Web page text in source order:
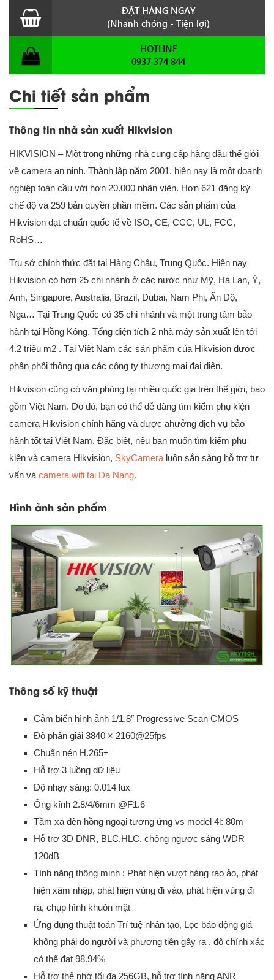
ĐẶT HÀNG NGAY
(Nhanh chóng - Tiện lợi)
HOTLINE
0937 374 844
Chi tiết sản phẩm
Thông tin nhà sản xuất Hikvision
HIKVISION – Một trong những nhà cung cấp hàng đầu thế giới
về camera an ninh. Thành lập năm 2001, hiện nay là một doanh
nghiệp toàn cầu với hơn 20.000 nhân viên. Hơn 621 đăng ký
chế độ và 259 bản quyền phần mềm. Các sản phẩm của
Hikvision đạt chuẩn quốc tế về ISO, CE, CCC, UL, FCC,
RoHS…
Trụ sở chính thức đặt tại Hàng Châu, Trung Quốc. Hiện nay
Hikvision có hơn 25 chi nhánh ở các nước như Mỹ, Hà Lan, Ý,
Anh, Singapore, Australia, Brazil, Dubai, Nam Phi, Ấn Độ,
Nga… Tại Trung Quốc có 35 chi nhánh và một trung tâm bảo
hành tại Hồng Kông. Tổng diện tích 2 nhà máy sản xuất lên tới
4.2 triệu m2 . Tại Việt Nam các sản phẩm của Hikvision được
phân phối thông qua các công ty thương mại đại diện.
Hikvision cũng có văn phòng tại nhiều quốc gia trên thế giới, bao
gồm Việt Nam. Do đó, bạn có thể dễ dàng tìm kiếm phụ kiện
camera Hikvision chính hãng và được ahưởng dịch vụ bảo
hành tốt tại Việt Nam. Đặc biệt, nếu bạn muốn tìm kiếm phụ
kiện và camera Hikvision, SkyCamera luôn sẵn sàng hỗ trợ tư
vấn và camera wifi tai Da Nang.
Hình ảnh sản phẩm
Thông số kỹ thuật
Cảm biến hình ảnh 1/1.8″ Progressive Scan CMOS
Độ phân giải 3840 × 2160@25fps
Chuẩn nén H.265+
Hỗ trợ 3 luồng dữ liệu
Độ nhạy sáng: 0.014 lux
Ống kính 2.8/4/6mm @F1.6
Tầm xa đèn hồng ngoại tương ứng vs model 4l: 80m
Hỗ trợ 3D DNR, BLC,HLC, chống ngược sáng WDR
120dB
Tính năng thông minh : Phát hiện vượt hàng rào ảo, phát
hiện xâm nhập, phát hiện vùng đi vào, phát hiện vùng đi
ra, chụp hình khuôn mặt
Ứng dụng thuật toán Trí tuệ nhân tạo, Lọc báo động giả
không phải do người và phương tiện gây ra , độ chính xác
có thể đạt 98.94%
Hỗ trợ thẻ nhớ tối đa 256GB, hỗ trợ tính năng ANR